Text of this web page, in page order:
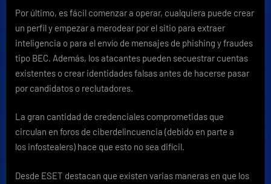
Por último, es fácil comenzar a operar, cualquiera puede crear
un perfil y empezar a merodear por el sitio para extraer
inteligencia o para el envío de mensajes de phishing y fraudes
tipo BEC. Además, los atacantes pueden secuestrar cuentas
existentes o crear identidades falsas antes de hacerse pasar
por candidatos o reclutadores.
La gran cantidad de credenciales comprometidas que
circulan en foros de ciberdelincuencia (debido en parte a
los infostealers) hace que esto no sea difícil.
Desde ESET destacan que existen varias maneras en que los